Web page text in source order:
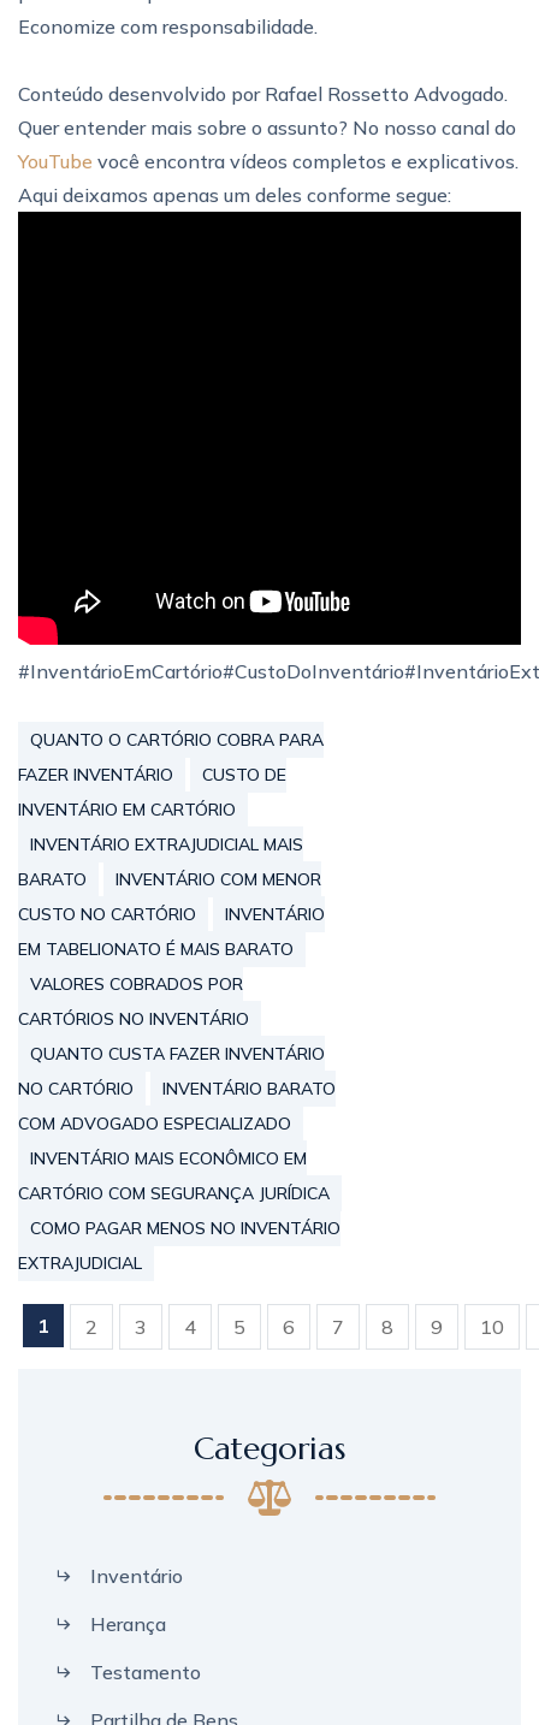
Economize com responsabilidade.
Conteúdo desenvolvido por Rafael Rossetto Advogado.
Quer entender mais sobre o assunto? No nosso canal do
YouTube você encontra vídeos completos e explicativos.
Aqui deixamos apenas um deles conforme segue:
QUANTO O CARTÓRIO COBRA PARA
FAZER INVENTÁRIO
CUSTO DE
INVENTÁRIO EM CARTÓRIO
INVENTÁRIO EXTRAJUDICIAL MAIS
BARATO
INVENTÁRIO COM MENOR
CUSTO NO CARTÓRIO
INVENTÁRIO
EM TABELIONATO É MAIS BARATO
VALORES COBRADOS POR
CARTÓRIOS NO INVENTÁRIO
QUANTO CUSTA FAZER INVENTÁRIO
NO CARTÓRIO
INVENTÁRIO BARATO
COM ADVOGADO ESPECIALIZADO
INVENTÁRIO MAIS ECONÔMICO EM
CARTÓRIO COM SEGURANÇA JURÍDICA
COMO PAGAR MENOS NO INVENTÁRIO
EXTRAJUDICIAL
1 2 3 4 5 6 7 8 9 10
Categorias
Inventário
Herança
Testamento
Partilha de Bens